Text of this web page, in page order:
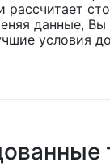
рассчитает
данные,
условия